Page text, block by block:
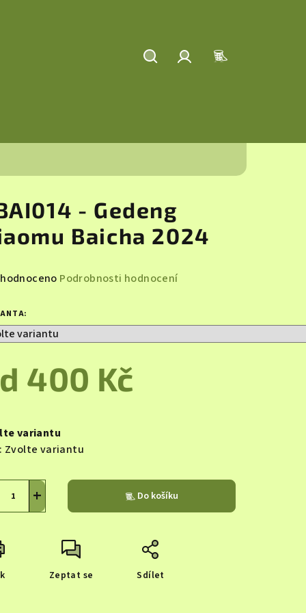
- Gedeng
Baicha 2024
Podrobnosti hodnocení
400 Kč
variantu
Zvolte variantu
+ Do košíku
Zeptat se Sdílet